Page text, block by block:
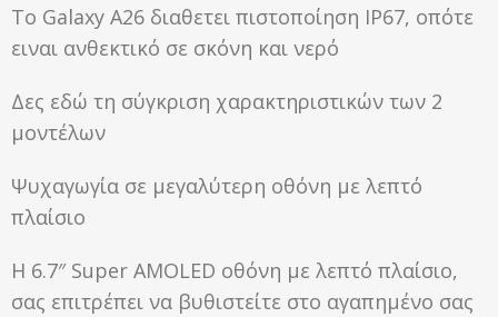
To Galaxy A26 διαθετει πιστοποίηση IP67, οπότε
ειναι ανθεκτικό σε σκόνη και νερό
Δες εδώ τη σύγκριση χαρακτηριστικών των 2
μοντέλων
Ψυχαγωγία σε μεγαλύτερη οθόνη με λεπτό
πλαίσιο
Η 6.7″ Super AMOLED οθόνη με λεπτό πλαίσιο,
σας επιτρέπει να βυθιστείτε στο αγαπημένο σας